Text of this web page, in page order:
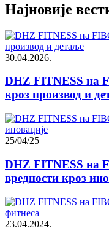
Најновије
30.04.2026.
DHZ FITNESS на
кроз производ и
25/04/25
DHZ FITNESS на
вредности кроз
23.04.2024.